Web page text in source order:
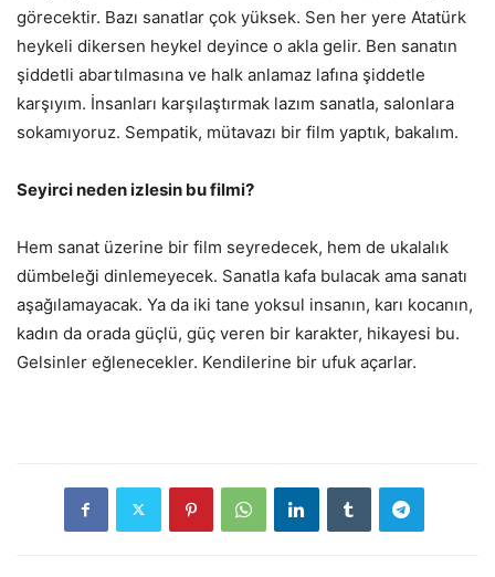
görecektir. Bazı sanatlar çok yüksek. Sen her yere Atatürk
heykeli dikersen heykel deyince o akla gelir. Ben sanatın
şiddetli abartılmasına ve halk anlamaz lafına şiddetle
karşıyım. İnsanları karşılaştırmak lazım sanatla, salonlara
sokamıyoruz. Sempatik, mütavazı bir film yaptık, bakalım.
Seyirci neden izlesin bu filmi?
Hem sanat üzerine bir film seyredecek, hem de ukalalık
dümbeleği dinlemeyecek. Sanatla kafa bulacak ama sanatı
aşağılamayacak. Ya da iki tane yoksul insanın, karı kocanın,
kadın da orada güçlü, güç veren bir karakter, hikayesi bu.
Gelsinler eğlenecekler. Kendilerine bir ufuk açarlar.